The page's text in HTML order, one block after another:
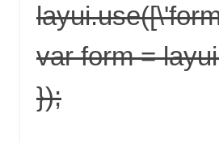
var form =
});